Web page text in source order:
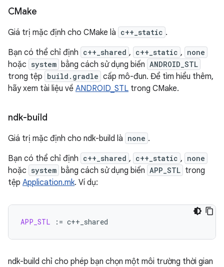
CMake
Giá trị mặc định cho CMake là c++_static .
Bạn có thể chỉ định c++_shared , c++_static , none
hoặc system bằng cách sử dụng biến ANDROID_STL
trong tệp build.gradle cấp mô-đun. Để tìm hiểu thêm,
hãy xem tài liệu về ANDROID_STL trong CMake.
ndk-build
Giá trị mặc định cho ndk-build là none .
Bạn có thể chỉ định c++_shared , c++_static , none
hoặc system bằng cách sử dụng biến APP_STL trong
tệp Application.mk. Ví dụ:
APP_STL :=
ndk-build chỉ cho phép bạn chọn một môi trường thời gian